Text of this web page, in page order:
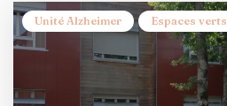
Unité Alzheimer Espaces verts